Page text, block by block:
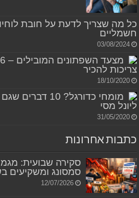
כל מה שצריך לדעת על חובת
חשמליים
03/08/2024
צריכות להכיר
18/10/2020
מומחי כדורגל?
ליונל מסי
31/05/2020
כתבות אחרונות
סקירה שבועית:
סמסונג ומשקיעים
12/07/2026